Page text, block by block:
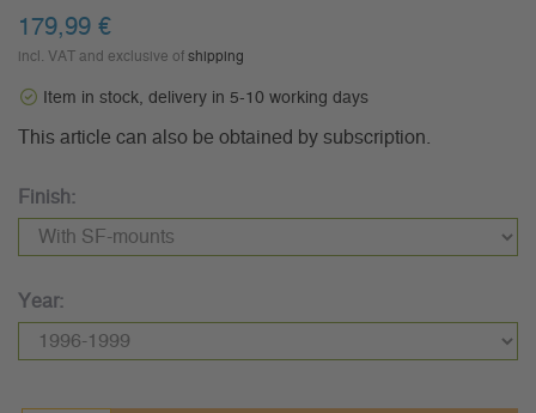
179,99 €
incl. VAT and exclusive of shipping
Item in stock, delivery in 5-10 working days
This article can also be obtained by subscription.
Finish:
Year: